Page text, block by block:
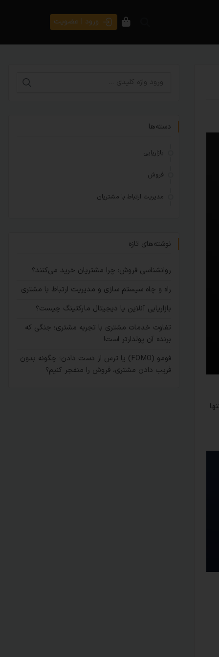
ورود | عضویت
دسته‌ها
بازاریابی
فروش
مدیریت ارتباط با مشتریان
نوشته‌های تازه
روانشناسی فروش: چرا مشتریان خرید می‌کنند؟
راه و چاه سیستم سازی و مدیریت ارتباط با مشتری
بازاریابی آنلاین یا دیجیتال مارکتینگ چیست؟
تفاوت خدمات مشتری با تجربه مشتری؛ جنگی که
برنده آن پولدارتر است!
فومو (FOMO) یا ترس از دست دادن؛ چگونه بدون
فریب دادن مشتری، فروش را منفجر کنیم؟